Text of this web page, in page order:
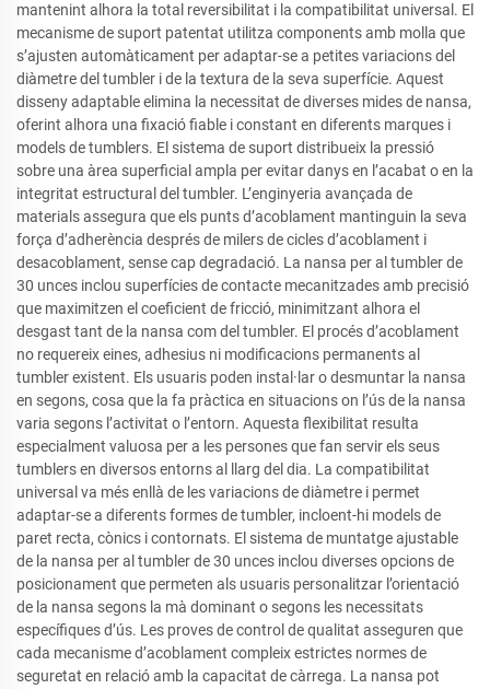
mantenint alhora la total reversibilitat i la compatibilitat universal. El
mecanisme de suport patentat utilitza components amb molla que
s’ajusten automàticament per adaptar-se a petites variacions del
diàmetre del tumbler i de la textura de la seva superfície. Aquest
disseny adaptable elimina la necessitat de diverses mides de nansa,
oferint alhora una fixació fiable i constant en diferents marques i
models de tumblers. El sistema de suport distribueix la pressió
sobre una àrea superficial ampla per evitar danys en l’acabat o en la
integritat estructural del tumbler. L’enginyeria avançada de
materials assegura que els punts d’acoblament mantinguin la seva
força d’adherència després de milers de cicles d’acoblament i
desacoblament, sense cap degradació. La nansa per al tumbler de
30 unces inclou superfícies de contacte mecanitzades amb precisió
que maximitzen el coeficient de fricció, minimitzant alhora el
desgast tant de la nansa com del tumbler. El procés d’acoblament
no requereix eines, adhesius ni modificacions permanents al
tumbler existent. Els usuaris poden instal·lar o desmuntar la nansa
en segons, cosa que la fa pràctica en situacions on l’ús de la nansa
varia segons l’activitat o l’entorn. Aquesta flexibilitat resulta
especialment valuosa per a les persones que fan servir els seus
tumblers en diversos entorns al llarg del dia. La compatibilitat
universal va més enllà de les variacions de diàmetre i permet
adaptar-se a diferents formes de tumbler, incloent-hi models de
paret recta, cònics i contornats. El sistema de muntatge ajustable
de la nansa per al tumbler de 30 unces inclou diverses opcions de
posicionament que permeten als usuaris personalitzar l’orientació
de la nansa segons la mà dominant o segons les necessitats
específiques d’ús. Les proves de control de qualitat asseguren que
cada mecanisme d’acoblament compleix estrictes normes de
seguretat en relació amb la capacitat de càrrega. La nansa pot